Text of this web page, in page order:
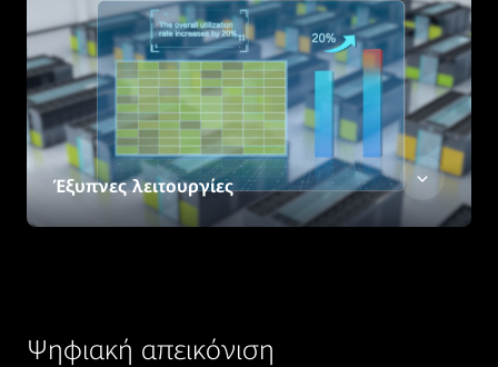
Έξυπνες λειτουργίες
Ψηφιακή απεικόνιση